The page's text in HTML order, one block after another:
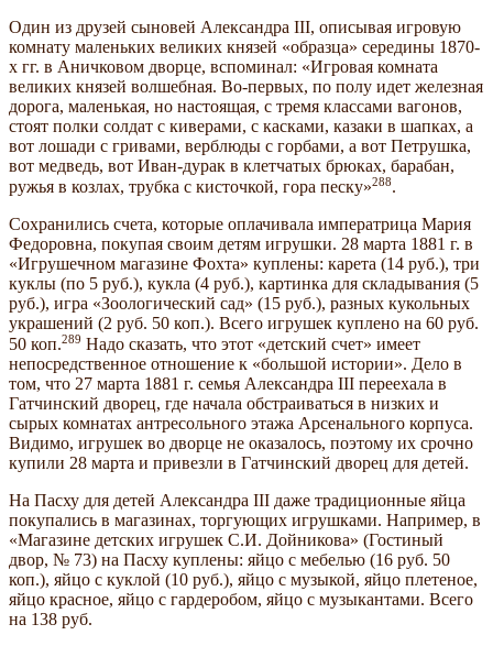
Один из друзей сыновей Александра III, описывая игровую
комнату маленьких великих князей «образца» середины 1870-
х гг. в Аничковом дворце, вспоминал: «Игровая комната
великих князей волшебная. Во-первых, по полу идет железная
дорога, маленькая, но настоящая, с тремя классами вагонов,
стоят полки солдат с киверами, с касками, казаки в шапках, а
вот лошади с гривами, верблюды с горбами, а вот Петрушка,
вот медведь, вот Иван-дурак в клетчатых брюках, барабан,
ружья в козлах, трубка с кисточкой, гора песку»288.
Сохранились счета, которые оплачивала императрица Мария
Федоровна, покупая своим детям игрушки. 28 марта 1881 г. в
«Игрушечном магазине Фохта» куплены: карета (14 руб.), три
куклы (по 5 руб.), кукла (4 руб.), картинка для складывания (5
руб.), игра «Зоологический сад» (15 руб.), разных кукольных
украшений (2 руб. 50 коп.). Всего игрушек куплено на 60 руб.
50 коп.289 Надо сказать, что этот «детский счет» имеет
непосредственное отношение к «большой истории». Дело в
том, что 27 марта 1881 г. семья Александра III переехала в
Гатчинский дворец, где начала обстраиваться в низких и
сырых комнатах антресольного этажа Арсенального корпуса.
Видимо, игрушек во дворце не оказалось, поэтому их срочно
купили 28 марта и привезли в Гатчинский дворец для детей.
На Пасху для детей Александра III даже традиционные яйца
покупались в магазинах, торгующих игрушками. Например, в
«Магазине детских игрушек С.И. Дойникова» (Гостиный
двор, № 73) на Пасху куплены: яйцо с мебелью (16 руб. 50
коп.), яйцо с куклой (10 руб.), яйцо с музыкой, яйцо плетеное,
яйцо красное, яйцо с гардеробом, яйцо с музыкантами. Всего
на 138 руб.